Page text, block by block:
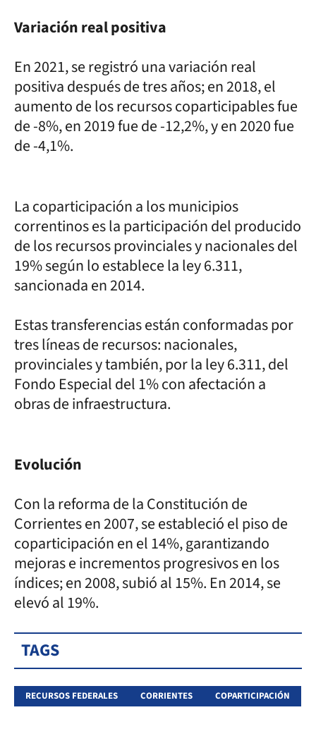
Variación real positiva
En 2021, se registró una variación real
positiva después de tres años; en 2018, el
aumento de los recursos coparticipables fue
de -8%, en 2019 fue de -12,2%, y en 2020 fue
de -4,1%.
La coparticipación a los municipios
correntinos es la participación del producido
de los recursos provinciales y nacionales del
19% según lo establece la ley 6.311,
sancionada en 2014.
Estas transferencias están conformadas por
tres líneas de recursos: nacionales,
provinciales y también, por la ley 6.311, del
Fondo Especial del 1% con afectación a
obras de infraestructura.
Evolución
Con la reforma de la Constitución de
Corrientes en 2007, se estableció el piso de
coparticipación en el 14%, garantizando
mejoras e incrementos progresivos en los
índices; en 2008, subió al 15%. En 2014, se
elevó al 19%.
TAGS
RECURSOS FEDERALES CORRIENTES COPARTICIPACIÓN